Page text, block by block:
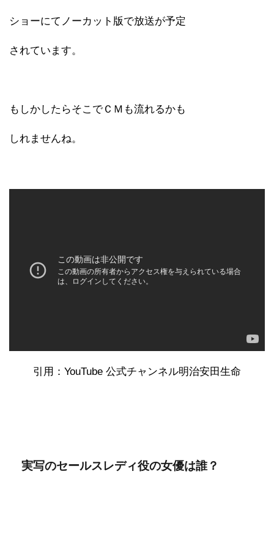
ショーにてノーカット版で放送が予定
されています。
もしかしたらそこでＣＭも流れるかも
しれませんね。
引用：YouTube 公式チャンネル明治安田生命
実写のセールスレディ役の女優は誰？